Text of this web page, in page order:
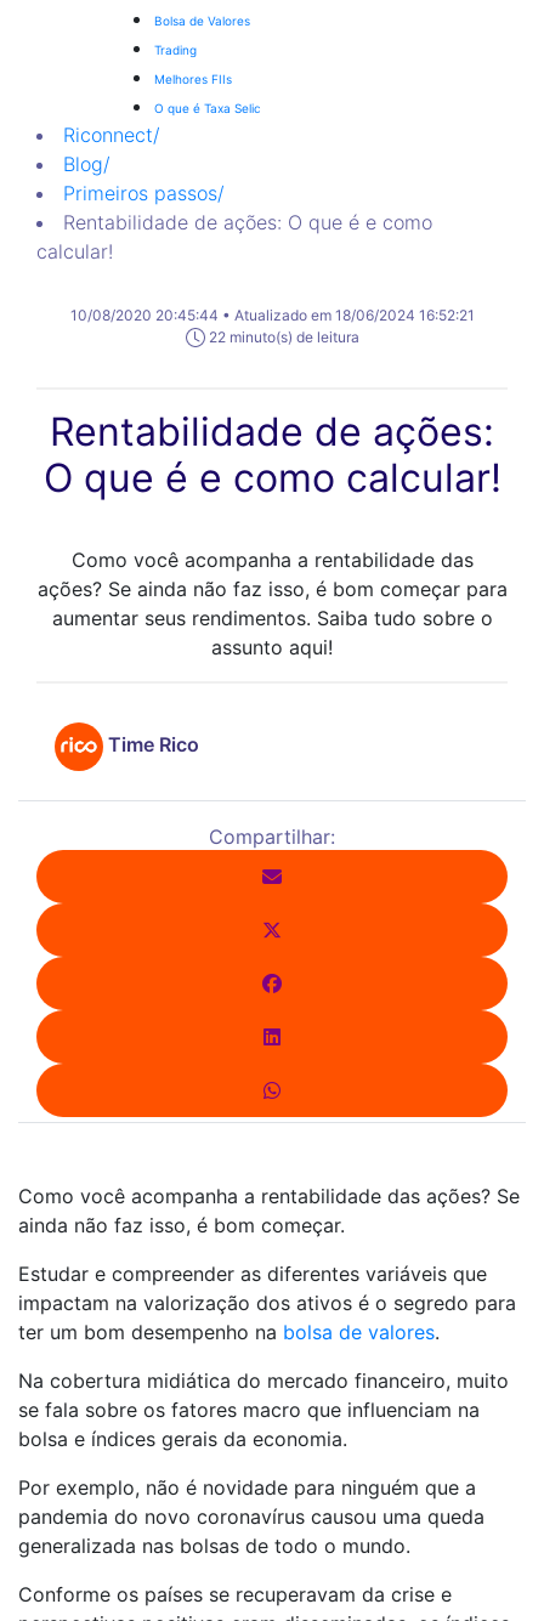
Bolsa de Valores
Trading
Melhores FIIs
O que é Taxa Selic
Riconnect/
Blog/
Primeiros passos/
Rentabilidade de ações: O que é e como
calcular!
10/08/2020 20:45:44 • Atualizado em 18/06/2024 16:52:21
22 minuto(s) de leitura
Rentabilidade de ações:
O que é e como calcular!
Como você acompanha a rentabilidade das
ações? Se ainda não faz isso, é bom começar para
aumentar seus rendimentos. Saiba tudo sobre o
assunto aqui!
Time Rico
Compartilhar:
Como você acompanha a rentabilidade das ações? Se
ainda não faz isso, é bom começar.
Estudar e compreender as diferentes variáveis que
impactam na valorização dos ativos é o segredo para
ter um bom desempenho na bolsa de valores.
Na cobertura midiática do mercado financeiro, muito
se fala sobre os fatores macro que influenciam na
bolsa e índices gerais da economia.
Por exemplo, não é novidade para ninguém que a
pandemia do novo coronavírus causou uma queda
generalizada nas bolsas de todo o mundo.
Conforme os países se recuperavam da crise e